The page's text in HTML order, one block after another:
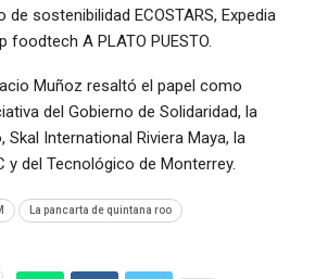
de sostenibilidad ECOSTARS, Expedia
foodtech A PLATO PUESTO.
Muñoz resaltó el papel como
del Gobierno de Solidaridad, la
Skal International Riviera Maya, la
y del Tecnológico de Monterrey.
La pancarta de quintana roo